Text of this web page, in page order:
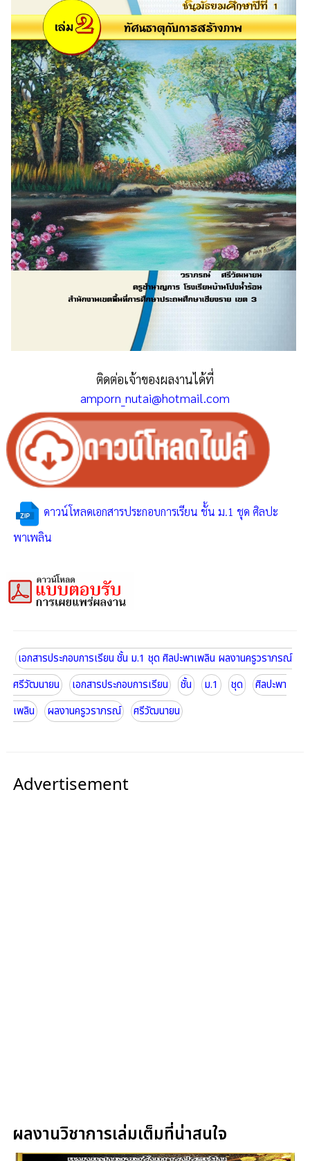
ติดต่อเจ้าของผลงานได้ที่
amporn_nutai@hotmail.com
ดาวน์โหลดเอกสารประกอบการเรียน ชั้น ม.1 ชุด ศิลปะ
พาเพลิน
เอกสารประกอบการเรียน ชั้น ม.1 ชุด ศิลปะพาเพลิน ผลงานครูวราภรณ์
ศรีวัฒนายน
เอกสารประกอบการเรียน ชั้น ม.1 ชุด
ศิลปะพา
เพลิน
ผลงานครูวราภรณ์ ศรีวัฒนายน
Advertisement
ผลงานวิชาการเล่มเต็มที่น่าสนใจ